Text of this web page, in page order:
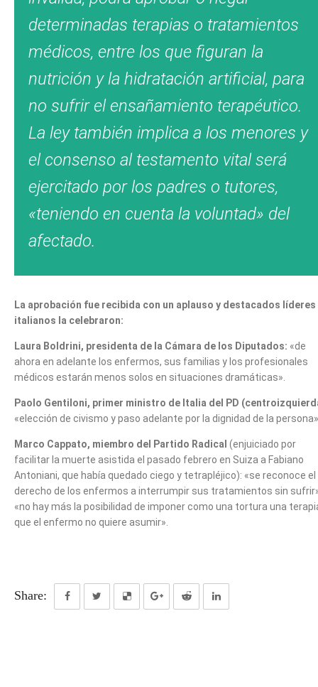
determinadas terapias o tratamientos
médicos, entre los que figuran la
nutrición y la hidratación artificial, para
no sufrir el ensañamiento terapéutico.
La ley también implica a los menores y
el consenso al testamento vital será
ejercitado por los padres o tutores,
«teniendo en cuenta la voluntad» del
afectado.
La aprobación fue recibida con un aplauso y destacados líderes
italianos la celebraron:
Laura Boldrini, presidenta de la Cámara de los Diputados: «de
ahora en adelante los enfermos, sus familias y los profesionales
médicos estarán menos solos en situaciones dramáticas».
Paolo Gentiloni, primer ministro de Italia del PD
«elección de civismo y paso adelante por la dignidad de la
Marco Cappato, miembro del Partido Radical (enjuiciado por
facilitar la muerte asistida el pasado febrero en Suiza a Fabiano
Antoniani, que había quedado ciego y tetrapléjico): «se reconoce el
derecho de los enfermos a interrumpir sus tratamientos sin
«no hay más la posibilidad de imponer como una tortura una
que el enfermo no quiere asumir».
Share: